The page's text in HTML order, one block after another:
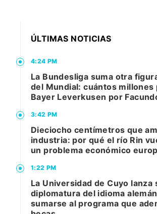
ÚLTIMAS NOTICIAS
4:24 PM
La Bundesliga suma otra
del Mundial: cuántos millones
Bayer Leverkusen por
3:42 PM
Dieciocho centímetros que
industria: por qué el río Rin
un problema económico
1:22 PM
La Universidad de Cuyo lanza
diplomatura del idioma
sumarse al programa que